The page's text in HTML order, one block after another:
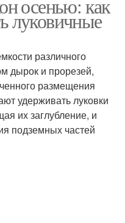
Цвета в корзине
осенью: как
луковичные
различного
дырок и прорезей,
размещения
удерживать луковки
их заглубление, и
подземных частей